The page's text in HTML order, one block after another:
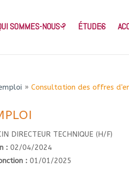
SOMMES-NOUS ? ÉTUDES
» Consultation des offres
DIRECTEUR TECHNIQUE (H/F)
: 02/04/2024
: 01/01/2025